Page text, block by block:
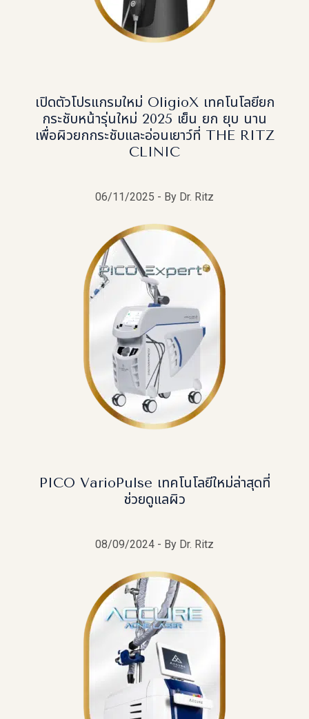
เปิดตัวโปรแกรมใหม่ OligioX เทคโนโลยียก
กระชับหน้ารุ่นใหม่ 2025 เย็น ยก ยุบ นาน
เพื่อผิวยกกระชับและอ่อนเยาว์ที่ THE RITZ
CLINIC
06/11/2025 - By Dr. Ritz
PICO VarioPulse เทคโนโลยีใหม่ล่าสุดที่
ช่วยดูแลผิว
08/09/2024 - By Dr. Ritz